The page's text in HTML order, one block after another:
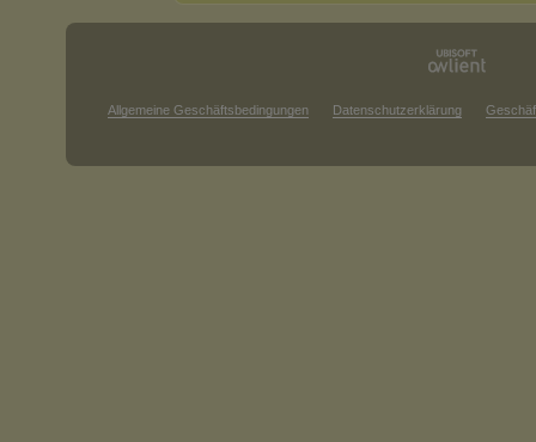
Allgemeine Geschäftsbedingungen Datenschutzerklärung